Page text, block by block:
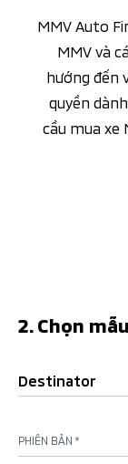
MMV Auto
MMV và
hướng đến
quyền
cầu mua xe
2. Chọn
Destinator
PHIÊN BẢN *